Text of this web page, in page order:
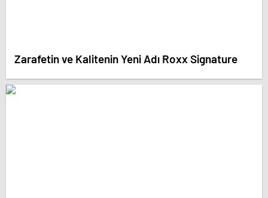
Zarafetin ve Kalitenin Yeni Adı Roxx Signature